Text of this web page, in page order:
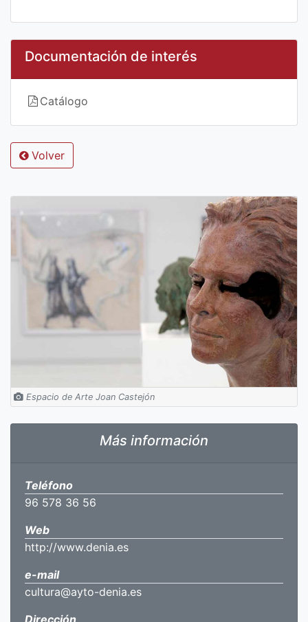
Documentación de interés
Catálogo
Volver
Espacio de Arte Joan Castejón
Más información
Teléfono
96 578 36 56
Web
http://www.denia.es
e-mail
cultura@ayto-denia.es